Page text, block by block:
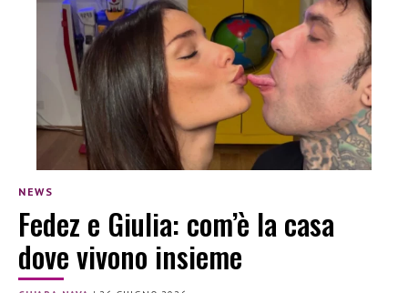
NEWS
Fedez e Giulia: com’è la casa
dove vivono insieme